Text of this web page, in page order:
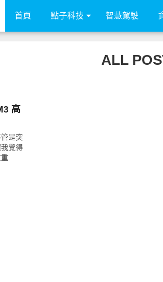
首頁 點子科技 智慧駕駛
ALL
高
是突
覺得